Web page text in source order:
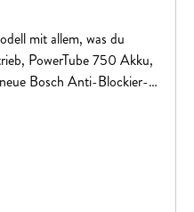
mit allem, was du
PowerTube 750 Akku,
Bosch Anti-Blockier-
SUV-Allround-Bereifung
mit